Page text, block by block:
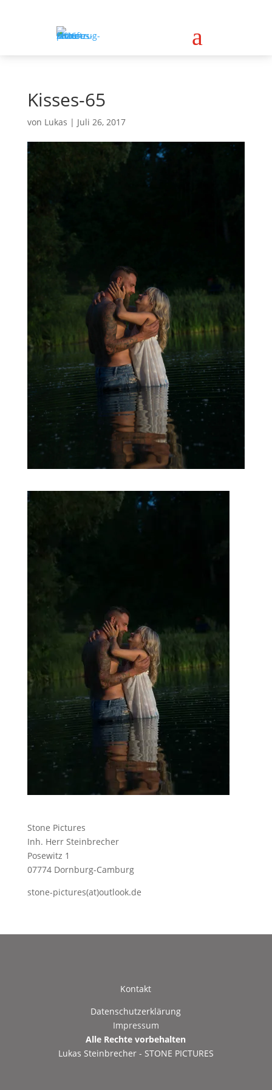
a
Kisses-65
von Lukas | Juli 26, 2017
Stone Pictures
Inh. Herr Steinbrecher
Posewitz 1
07774 Dornburg-Camburg
stone-pictures(at)outlook.de
Kontakt
Datenschutzerklärung
Impressum
Alle Rechte vorbehalten
Lukas Steinbrecher - STONE PICTURES